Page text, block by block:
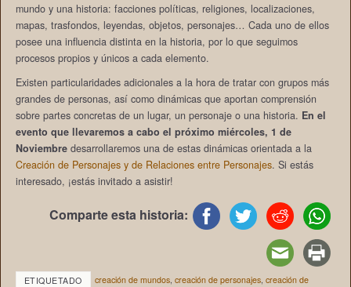
mundo y una historia: facciones políticas, religiones, localizaciones,
mapas, trasfondos, leyendas, objetos, personajes… Cada uno de ellos
posee una influencia distinta en la historia, por lo que seguimos
procesos propios y únicos a cada elemento.
Existen particularidades adicionales a la hora de tratar con grupos más
grandes de personas, así como dinámicas que aportan comprensión
sobre partes concretas de un lugar, un personaje o una historia. En el
evento que llevaremos a cabo el próximo miércoles, 1 de
Noviembredesarrollaremos una de estas dinámicas orientada a la
Creación de Personajes y de Relaciones entre Personajes. Si estás
interesado, ¡estás invitado a asistir!
Comparte esta historia:
ETIQUETADO creación de mundos, creación de personajes, creación de